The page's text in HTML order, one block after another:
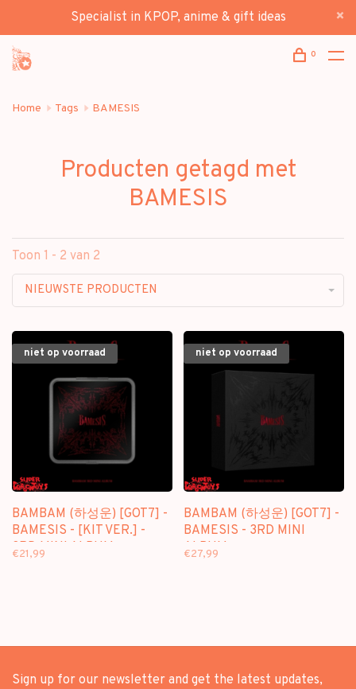
Specialist in KPOP, anime & gift ideas
0
Home Tags BAMESIS
Producten getagd met
BAMESIS
Toon 1 - 2 van 2
NIEUWSTE PRODUCTEN
niet op voorraad
BAMBAM (하성운) [GOT7] -
BAMESIS - [KIT VER.] -
3RD MINI ALBUM
€21,99
niet op voorraad
BAMBAM (하성운) [GOT7] -
BAMESIS - 3RD MINI
ALBUM
€27,99
Sign up for our newsletter and get the latest updates,